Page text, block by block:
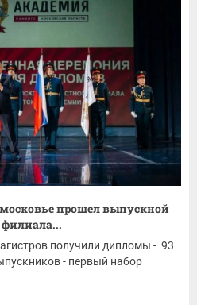
прошел выпускной
филиала...
получили дипломы - 93
- первый набор